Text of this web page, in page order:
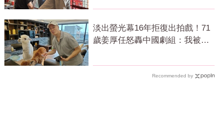
淡出螢光幕16年拒復出拍戲！71
歲姜厚任怒轟中國劇組：我被當
Recommended by